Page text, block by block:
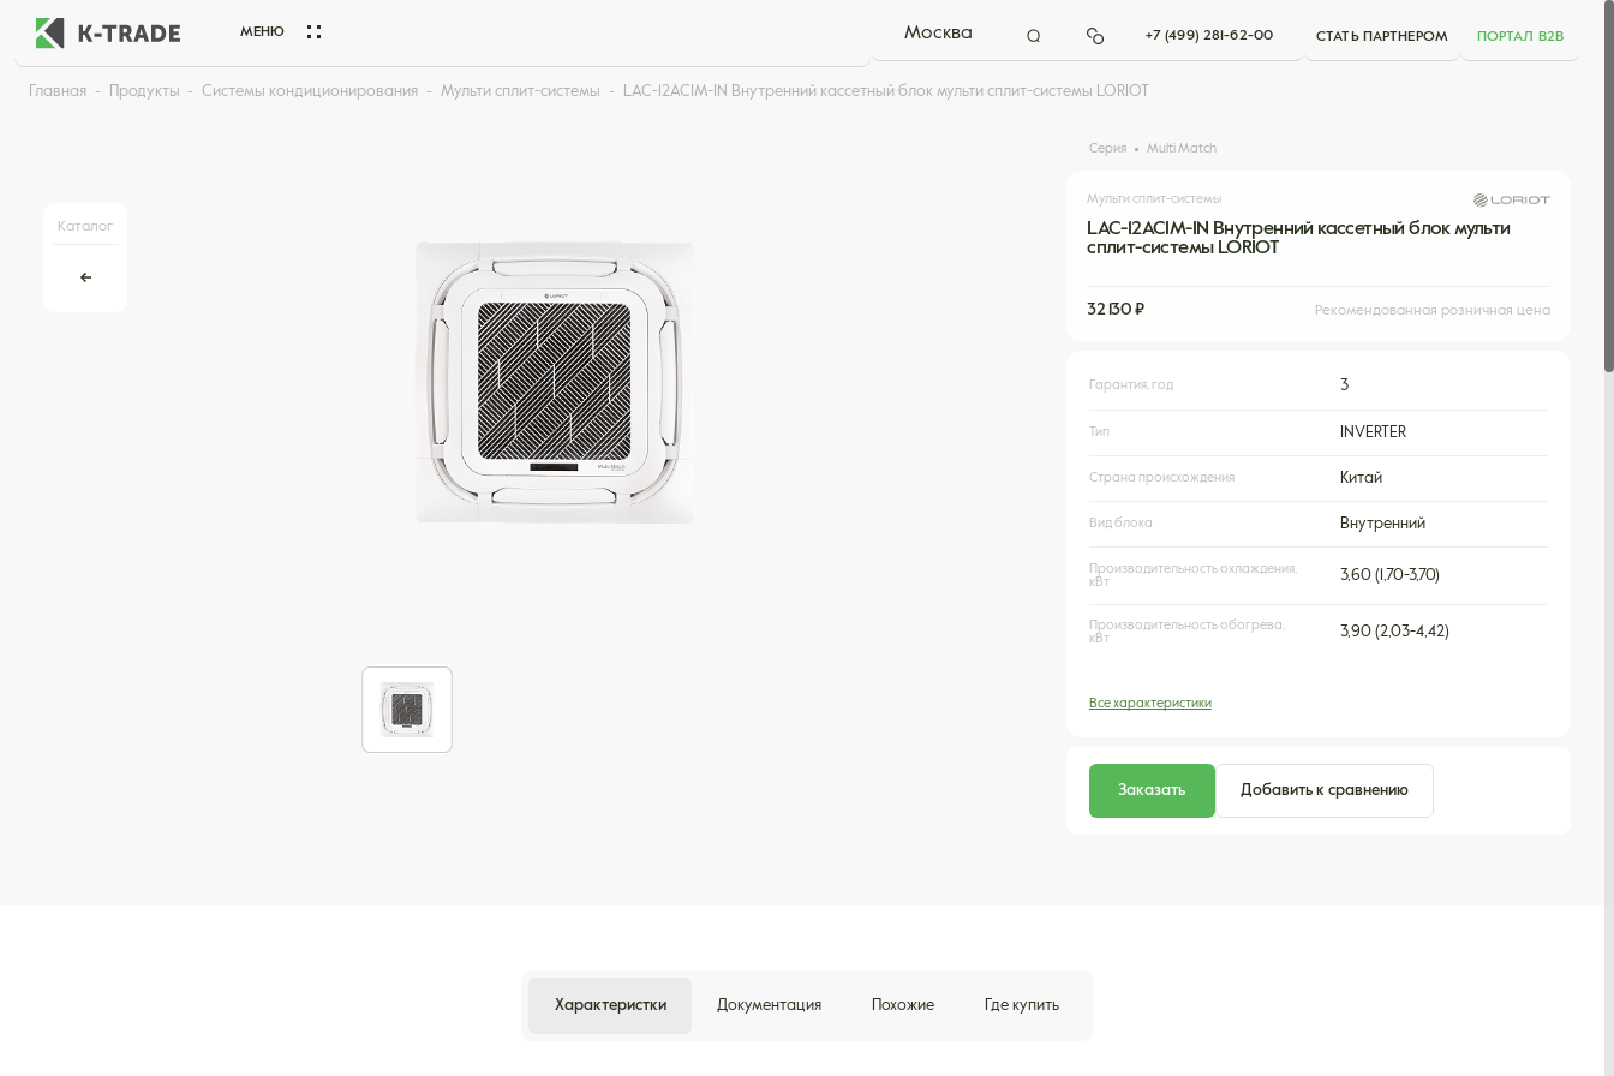
МЕНЮ Москва +7 (499) 281-62-00 СТАТЬ ПАРТНЕРОМ ПОРТАЛ B2B
Главная Продукты Системы кондиционирования Мульти сплит-системы LAC-12ACIM-IN Внутренний кассетный блок мульти сплит-системы LORIOT
Каталог
Серия Multi Match
Мульти сплит-системы
LAC-12ACIM-IN Внутренний кассетный блок мульти
сплит-системы LORIOT
32 130 ₽ Рекомендованная розничная цена
Гарантия, год 3
Тип INVERTER
Страна происхождения Китай
Вид блока Внутренний
Производительность охлаждения,
кВт
3,60 (1,70-3,70)
Производительность обогрева,
кВт
3,90 (2,03-4,42)
Все характеристики
Заказать Добавить к сравнению
Характеристки Документация Похожие Где купить